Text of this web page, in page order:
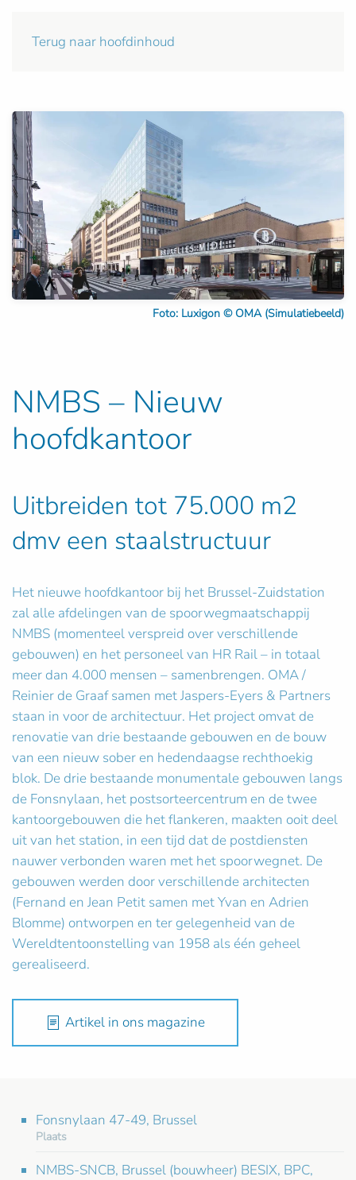
Terug naar hoofdinhoud
Foto: Luxigon © OMA (Simulatiebeeld)
NMBS – Nieuw
hoofdkantoor
Uitbreiden tot 75.000 m2
dmv een staalstructuur
Het nieuwe hoofdkantoor bij het Brussel-Zuidstation
zal alle afdelingen van de spoorwegmaatschappij
NMBS (momenteel verspreid over verschillende
gebouwen) en het personeel van HR Rail – in totaal
meer dan 4.000 mensen – samenbrengen. OMA /
Reinier de Graaf samen met Jaspers-Eyers & Partners
staan in voor de architectuur. Het project omvat de
renovatie van drie bestaande gebouwen en de bouw
van een nieuw sober en hedendaagse rechthoekig
blok. De drie bestaande monumentale gebouwen langs
de Fonsnylaan, het postsorteercentrum en de twee
kantoorgebouwen die het flankeren, maakten ooit deel
uit van het station, in een tijd dat de postdiensten
nauwer verbonden waren met het spoorwegnet. De
gebouwen werden door verschillende architecten
(Fernand en Jean Petit samen met Yvan en Adrien
Blomme) ontworpen en ter gelegenheid van de
Wereldtentoonstelling van 1958 als één geheel
gerealiseerd.
Artikel in ons magazine
Fonsnylaan 47-49, Brussel
Plaats
NMBS-SNCB, Brussel (bouwheer) BESIX, BPC,